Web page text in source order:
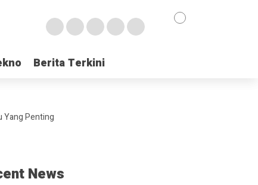
Berita Terkini
Berita Terkini
Yang Penting
News